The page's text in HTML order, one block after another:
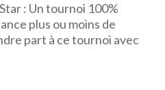
: Un tournoi 100%
plus ou moins de
part à ce tournoi avec